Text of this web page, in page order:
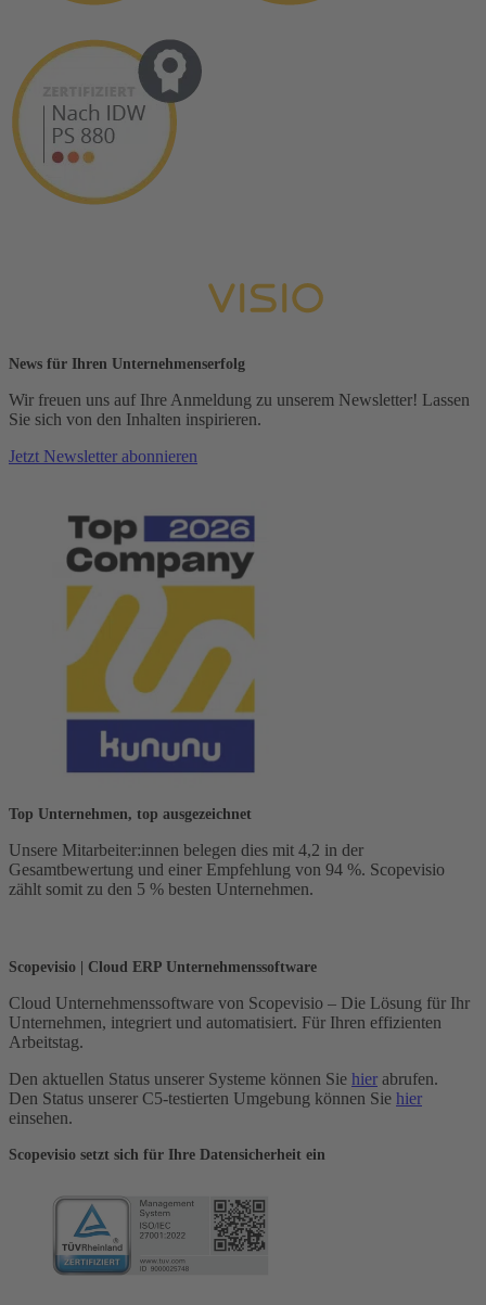
News für Ihren Unternehmenserfolg
Wir freuen uns auf Ihre Anmeldung zu unserem Newsletter! Lassen
Sie sich von den Inhalten inspirieren.
Jetzt Newsletter abonnieren
Top Unternehmen, top ausgezeichnet
Unsere Mitarbeiter:innen belegen dies mit 4,2 in der
Gesamtbewertung und einer Empfehlung von 94 %. Scopevisio
zählt somit zu den 5 % besten Unternehmen.
Scopevisio | Cloud ERP Unternehmenssoftware
Cloud Unternehmenssoftware von Scopevisio – Die Lösung für Ihr
Unternehmen, integriert und automatisiert. Für Ihren effizienten
Arbeitstag.
Den aktuellen Status unserer Systeme können Sie hier abrufen.
Den Status unserer C5-testierten Umgebung können Sie hier
einsehen.
Scopevisio setzt sich für Ihre Datensicherheit ein